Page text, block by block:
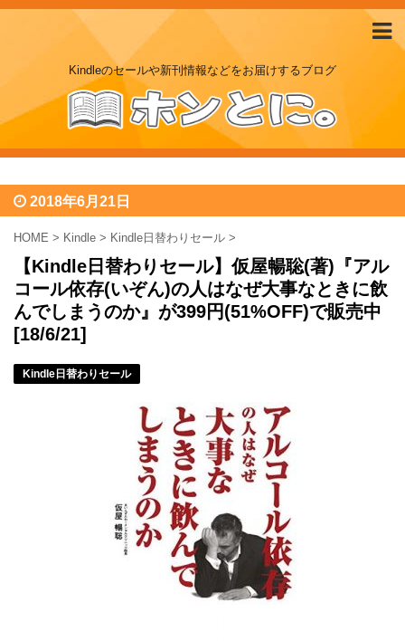
Kindleのセールや新刊情報などをお届けするブログ
2018年6月21日
HOME > Kindle > Kindle日替わりセール >
【Kindle日替わりセール】仮屋暢聡(著)『アル
コール依存(いぞん)の人はなぜ大事なときに飲
んでしまうのか』が399円(51%OFF)で販売中
[18/6/21]
Kindle日替わりセール